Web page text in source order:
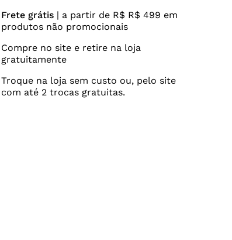
Frete grátis| a partir de R$ R$ 499 em
produtos não promocionais
Compre no site e retire na loja
gratuitamente
Troque na loja sem custo ou, pelo site
com até 2 trocas gratuitas.